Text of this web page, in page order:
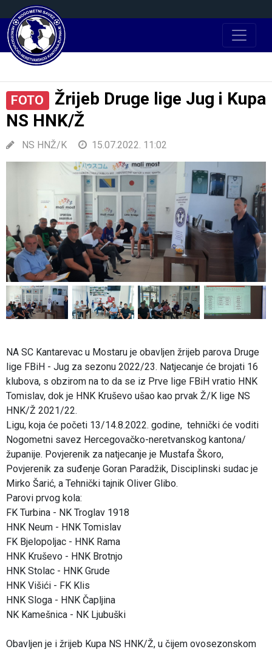
FOTO Žrijeb Druge lige Jug i Kupa
NS HNK/Ž
NS HNŽ/K 15.07.2022. 11:02
NA SC Kantarevac u Mostaru je obavljen žrijeb parova Druge
lige FBiH - Jug za sezonu 2022/23. Natjecanje će brojati 16
klubova, s obzirom na to da se iz Prve lige FBiH vratio HNK
Tomislav, dok je HNK Kruševo ušao kao prvak Ž/K lige NS
HNK/Ž 2021/22.
Ligu, koja će početi 13/14.8.2022. godine, tehnički će voditi
Nogometni savez Hercegovačko-neretvanskog kantona/
županije. Povjerenik za natjecanje je Mustafa Škoro,
Povjerenik za suđenje Goran Paradžik, Disciplinski sudac je
Mirko Šarić, a Tehnički tajnik Oliver Glibo.
Parovi prvog kola:
FK Turbina - NK Troglav 1918
HNK Neum - HNK Tomislav
FK Bjelopoljac - HNK Rama
HNK Kruševo - HNK Brotnjo
HNK Stolac - HNK Grude
HNK Višići - FK Klis
HNK Sloga - HNK Čapljina
NK Kamešnica - NK Ljubuški
Obavljen je i žrijeb Kupa NS HNK/Ž, u čijem ovosezonskom